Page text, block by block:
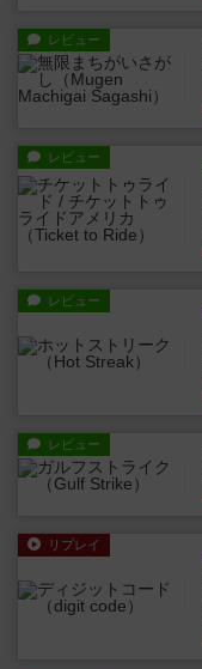
レビュー
レビュー
レビュー
レビュー
リプレイ